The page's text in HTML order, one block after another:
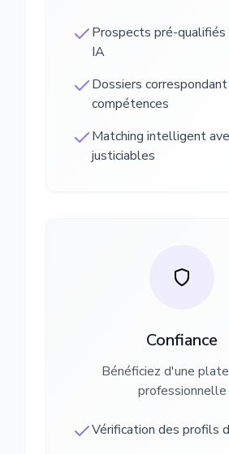
Prospects pré-qualifiés
IA
Dossiers
compétences
Matching intelligent
justiciables
Confiance
Bénéficiez d'une
professionnelle
Vérification des profils